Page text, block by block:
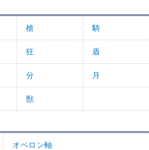
槍 騎
狂 盾
分 月
獣
オベロン軸